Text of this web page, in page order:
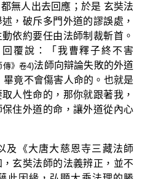
無人出去回應；於是 玄奘法
，破斥多門外道的謬誤處，
依約要任由法師制裁斬首。
覆說：「我曹釋子終不害
傳》卷4)法師向辯論失敗的外道
竟不會傷害人命的。也就是
人性命的，那你就跟著我，
住外道的命，讓外道從內心
及《大唐大慈恩寺三藏法師
玄奘法師的法義辨正，並不